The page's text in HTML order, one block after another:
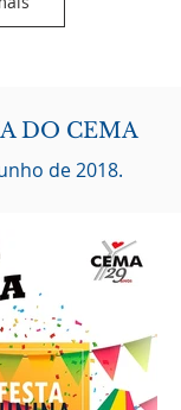
DO CEMA
de 2018.